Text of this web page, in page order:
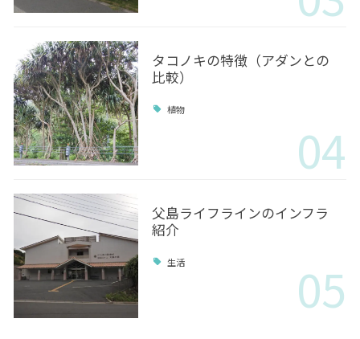
タコノキの特徴（アダンとの
比較）
植物
04
父島ライフラインのインフラ
紹介
生活 05